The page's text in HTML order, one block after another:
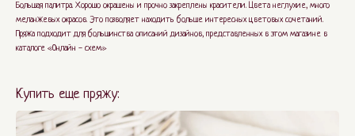
Большая палитра. Хорошо окрашены и прочно закреплены красители. Цвета неглухие, много
меланжевых окрасов. Это позволяет находить больше интересных цветовых сочетаний.
Пряжа подходит для большинства описаний дизайнов, представленных в этом магазине в
каталоге «Онлайн - схем»
Купить еще пряжу: